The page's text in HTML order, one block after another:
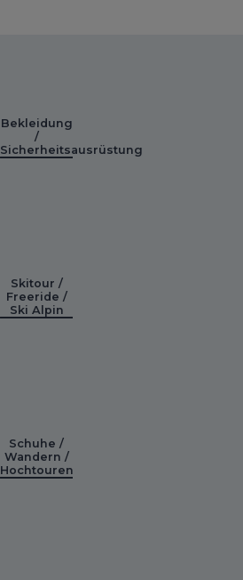
Bekleidung
/
Sicherheitsausrüstung
Skitour /
Freeride /
Ski Alpin
Schuhe /
Wandern /
Hochtouren